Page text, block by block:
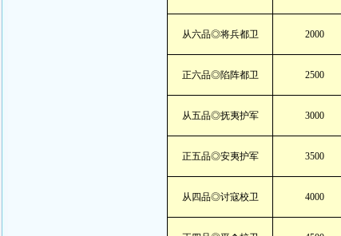
从六品◎将兵都卫 2000
正六品◎陷阵都卫 2500
从五品◎抚夷护军 3000
正五品◎安夷护军 3500
从四品◎讨寇校卫 4000